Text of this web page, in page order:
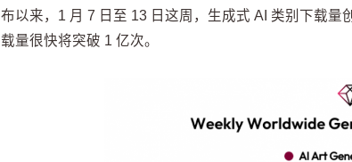
布以来，1 月 7 日至 13 日这周，生成式 AI 类别下载
载量很快将突破 1 亿次。